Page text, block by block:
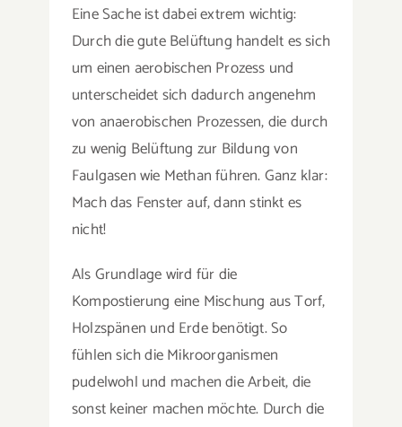
Eine Sache ist dabei extrem wichtig:
Durch die gute Belüftung handelt es sich
um einen aerobischen Prozess und
unterscheidet sich dadurch angenehm
von anaerobischen Prozessen, die durch
zu wenig Belüftung zur Bildung von
Faulgasen wie Methan führen. Ganz klar:
Mach das Fenster auf, dann stinkt es
nicht!
Als Grundlage wird für die
Kompostierung eine Mischung aus Torf,
Holzspänen und Erde benötigt. So
fühlen sich die Mikroorganismen
pudelwohl und machen die Arbeit, die
sonst keiner machen möchte. Durch die